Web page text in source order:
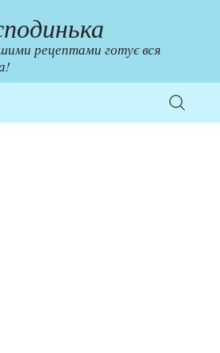
рецептами готує вся